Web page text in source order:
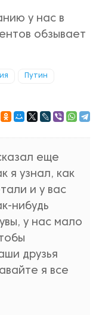
у нас в
обзывает
Путин
еще
я узнал, как
и у вас
нибудь
у нас мало
друзья
я все